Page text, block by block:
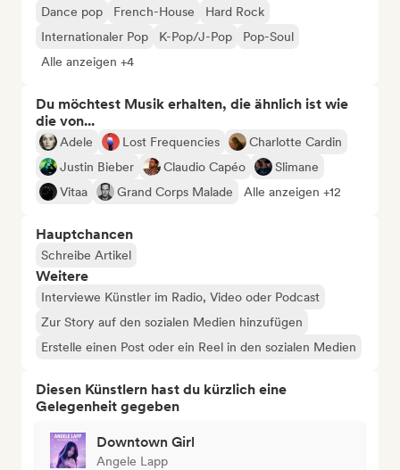
Dance pop French-House
Hard Rock
Internationaler Pop
K-Pop/J-Pop
Pop-Soul
Alle anzeigen +4
Du möchtest Musik erhalten, die ähnlich ist wie
die von...
Adele Lost Frequencies
Charlotte Cardin
Justin Bieber
Claudio Capéo
Slimane
Vitaa
Grand Corps Malade Alle anzeigen +12
Hauptchancen
Schreibe Artikel
Weitere
Interviewe Künstler im Radio, Video oder Podcast
Zur Story auf den sozialen Medien hinzufügen
Erstelle einen Post oder ein Reel in den sozialen Medien
Diesen Künstlern hast du kürzlich eine
Gelegenheit gegeben
Downtown Girl
Angele Lapp